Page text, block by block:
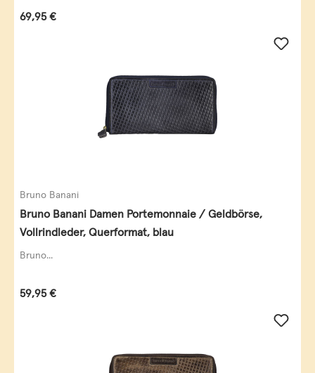
Regulärer Preis:
69,95 €
Bruno Banani
Bruno Banani Damen Portemonnaie / Geldbörse,
Vollrindleder, Querformat, blau
Bruno...
Regulärer Preis:
59,95 €